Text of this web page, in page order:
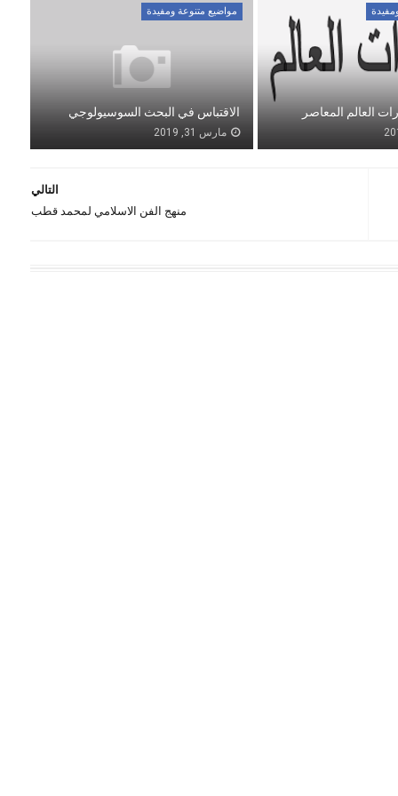
العالم المعاصر
مواضيع متنوعة ومفيدة
الاقتباس في البحث السوسيولوجي
مارس 31, 2019
التالي
منهج الفن الاسلامي لمحمد قطب